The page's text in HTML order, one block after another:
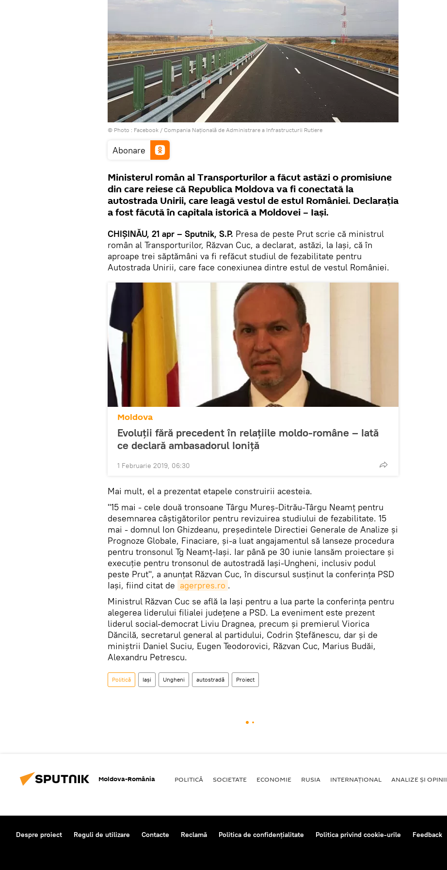
© Photo : Facebook / Compania Naţională de Administrare a Infrastructurii Rutiere
Abonare
Ministerul român al Transporturilor a făcut astăzi o promisiune
din care reiese că Republica Moldova va fi conectată la
autostrada Unirii, care leagă vestul de estul României. Declarația
a fost făcută în capitala istorică a Moldovei – Iași.
CHIȘINĂU, 21 apr – Sputnik, S.P. Presa de peste Prut scrie că ministrul
român al Transporturilor, Răzvan Cuc, a declarat, astăzi, la Iaşi, că în
aproape trei săptămâni va fi refăcut studiul de fezabilitate pentru
Autostrada Unirii, care face conexiunea dintre estul de vestul României.
Moldova
Evoluții fără precedent în relațiile moldo-române – Iată
ce declară ambasadorul Ioniță
1 Februarie 2019, 06:30
Mai mult, el a prezentat etapele construirii acesteia.
"15 mai - cele două tronsoane Târgu Mureş-Ditrău-Târgu Neamţ pentru
desemnarea câștigătorilor pentru revizuirea studiului de fezabilitate. 15
mai - domnul Ion Ghizdeanu, preşedintele Directiei Generale de Analize şi
Prognoze Globale, Finaciare, şi-a luat angajamentul să lanseze procedura
pentru tronsonul Tg Neamţ-Iaşi. Iar până pe 30 iunie lansăm proiectare şi
execuţie pentru tronsonul de autostradă Iaşi-Ungheni, inclusiv podul
peste Prut", a anunţat Răzvan Cuc, în discursul susţinut la conferinţa PSD
Iaşi, fiind citat de agerpres.ro .
Ministrul Răzvan Cuc se află la Iaşi pentru a lua parte la conferinţa pentru
alegerea liderului filialei judeţene a PSD. La eveniment este prezent
liderul social-democrat Liviu Dragnea, precum şi premierul Viorica
Dăncilă, secretarul general al partidului, Codrin Ştefănescu, dar şi de
miniştrii Daniel Suciu, Eugen Teodorovici, Răzvan Cuc, Marius Budăi,
Alexandru Petrescu.
Politică Iași Ungheni autostradă Proiect
Moldova-România POLITICĂ SOCIETATE ECONOMIE RUSIA INTERNAŢIONAL ANALIZE ȘI OPINII
Despre proiect Reguli de utilizare Contacte Reclamă Politica de confidențialitate Politica privind cookie-urile Feedback